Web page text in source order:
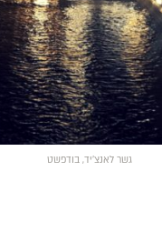
גשר לאנצ׳יד, בודפשט